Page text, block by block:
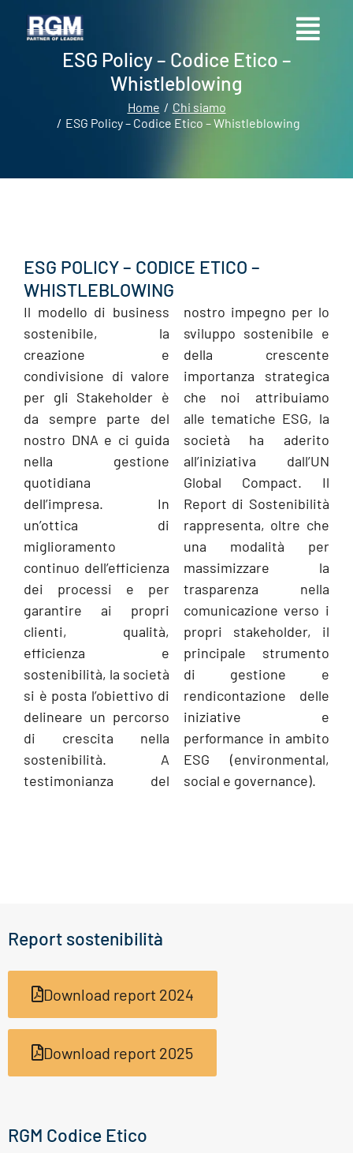
ESG Policy – Codice Etico –
Whistleblowing
Home
Chi siamo
ESG Policy – Codice Etico – Whistleblowing
ESG POLICY – CODICE ETICO –
WHISTLEBLOWING
Il modello di business
sostenibile, la
creazione e
condivisione di valore
per gli Stakeholder è
da sempre parte del
nostro DNA e ci guida
nella gestione
quotidiana
dell’impresa. In
un’ottica di
miglioramento
continuo dell’efficienza
dei processi e per
garantire ai propri
clienti, qualità,
efficienza e
sostenibilità, la società
si è posta l’obiettivo di
delineare un percorso
di crescita nella
sostenibilità. A
testimonianza del
nostro impegno per lo
sviluppo sostenibile e
della crescente
importanza strategica
che noi attribuiamo
alle tematiche ESG, la
società ha aderito
all’iniziativa dall’UN
Global Compact. Il
Report di Sostenibilità
rappresenta, oltre che
una modalità per
massimizzare la
trasparenza nella
comunicazione ver­so i
propri stakeholder, il
principale strumento
di gestione e
rendicontazione delle
iniziative e
performance in ambito
ESG (environmental,
social e governance).
Report sostenibilità
Download report 2024
Download report 2025
RGM Codice Etico